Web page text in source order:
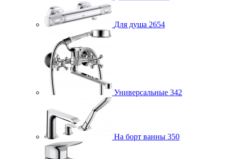
Для душа 2654
Универсальные 342
На борт ванны 350